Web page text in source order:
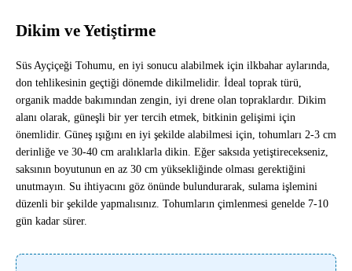
Dikim ve Yetiştirme
Süs Ayçiçeği Tohumu, en iyi sonucu alabilmek için ilkbahar aylarında,
don tehlikesinin geçtiği dönemde dikilmelidir. İdeal toprak türü,
organik madde bakımından zengin, iyi drene olan topraklardır. Dikim
alanı olarak, güneşli bir yer tercih etmek, bitkinin gelişimi için
önemlidir. Güneş ışığını en iyi şekilde alabilmesi için, tohumları 2-3 cm
derinliğe ve 30-40 cm aralıklarla dikin. Eğer saksıda yetiştirecekseniz,
saksının boyutunun en az 30 cm yüksekliğinde olması gerektiğini
unutmayın. Su ihtiyacını göz önünde bulundurarak, sulama işlemini
düzenli bir şekilde yapmalısınız. Tohumların çimlenmesi genelde 7-10
gün kadar sürer.